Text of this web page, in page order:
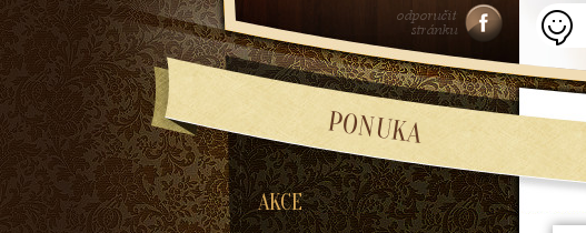
1 2 3
PONUKA
AKCE